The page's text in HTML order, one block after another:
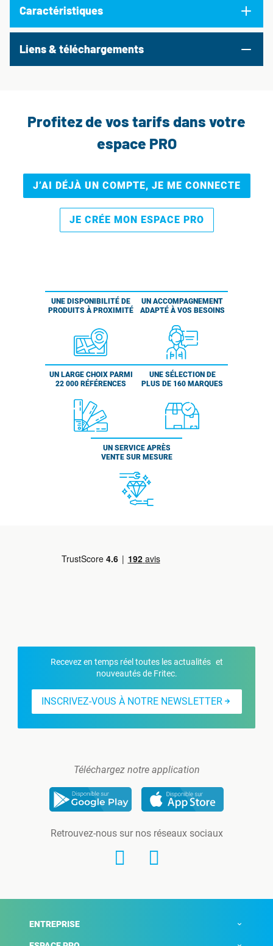
Caractéristiques
Liens & téléchargements
Profitez de vos tarifs dans votre
espace PRO
J’AI DÉJÀ UN COMPTE, JE ME CONNECTE
JE CRÉE MON ESPACE PRO
UNE DISPONIBILITÉ DE
PRODUITS À PROXIMITÉ
UN ACCOMPAGNEMENT
ADAPTÉ À VOS BESOINS
UN LARGE CHOIX PARMI
22 000 RÉFÉRENCES
UNE SÉLECTION DE
PLUS DE 160 MARQUES
UN SERVICE APRÈS
VENTE SUR MESURE
Recevez en temps réel toutes les actualités et
nouveautés de Fritec.
INSCRIVEZ-VOUS À NOTRE NEWSLETTER
Téléchargez notre application
Retrouvez-nous sur nos réseaux sociaux
ENTREPRISE